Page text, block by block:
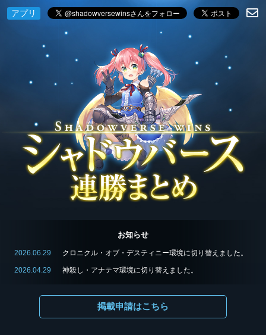
アプリ
お知らせ
2026.06.29 クロニクル・オブ・デスティニー環境に切り替えました。
2026.04.29 神殺し・アナテマ環境に切り替えました。
掲載申請はこちら